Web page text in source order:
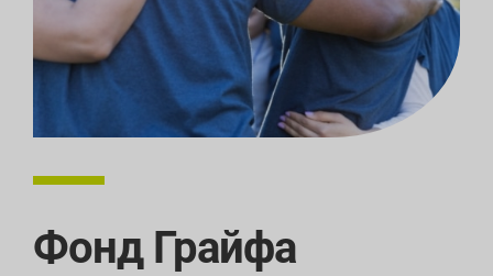
Фонд Грайфа